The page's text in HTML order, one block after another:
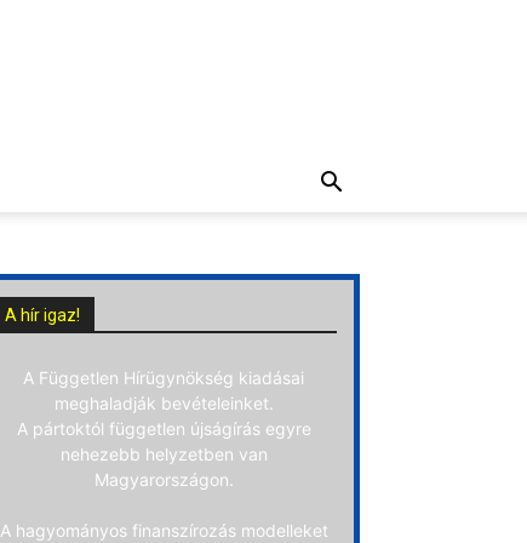
A hír igaz!
A Független Hírügynökség kiadásai
meghaladják bevételeinket.
A pártoktól független újságírás egyre
nehezebb helyzetben van
Magyarországon.
A hagyományos finanszírozás modelleket